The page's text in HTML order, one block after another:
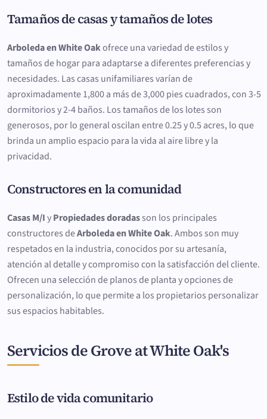
Tamaños de casas y tamaños de lotes
Arboleda en White Oakofrece una variedad de estilos y
tamaños de hogar para adaptarse a diferentes preferencias y
necesidades. Las casas unifamiliares varían de
aproximadamente 1,800 a más de 3,000 pies cuadrados, con 3-5
dormitorios y 2-4 baños. Los tamaños de los lotes son
generosos, por lo general oscilan entre 0.25 y 0.5 acres, lo que
brinda un amplio espacio para la vida al aire libre y la
privacidad.
Constructores en la comunidad
Casas M/IyPropiedades doradasson los principales
constructores deArboleda en White Oak. Ambos son muy
respetados en la industria, conocidos por su artesanía,
atención al detalle y compromiso con la satisfacción del cliente.
Ofrecen una selección de planos de planta y opciones de
personalización, lo que permite a los propietarios personalizar
sus espacios habitables.
Servicios de Grove at White Oak's
Estilo de vida comunitario